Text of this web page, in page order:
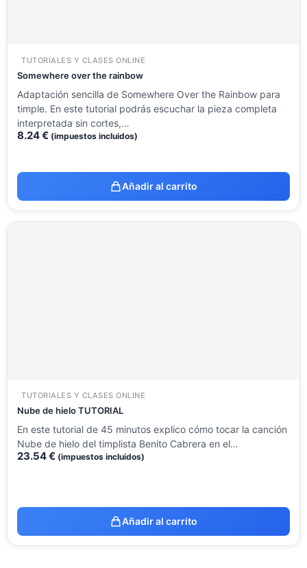
TUTORIALES Y CLASES ONLINE
Somewhere over the rainbow
Adaptación sencilla de Somewhere Over the Rainbow para
timple. En este tutorial podrás escuchar la pieza completa
interpretada sin cortes,…
8.24€ (impuestos incluidos)
Añadir al carrito
TUTORIALES Y CLASES ONLINE
Nube de hielo TUTORIAL
En este tutorial de 45 minutos explico cómo tocar la canción
Nube de hielo del timplista Benito Cabrera en el…
23.54€ (impuestos incluidos)
Añadir al carrito